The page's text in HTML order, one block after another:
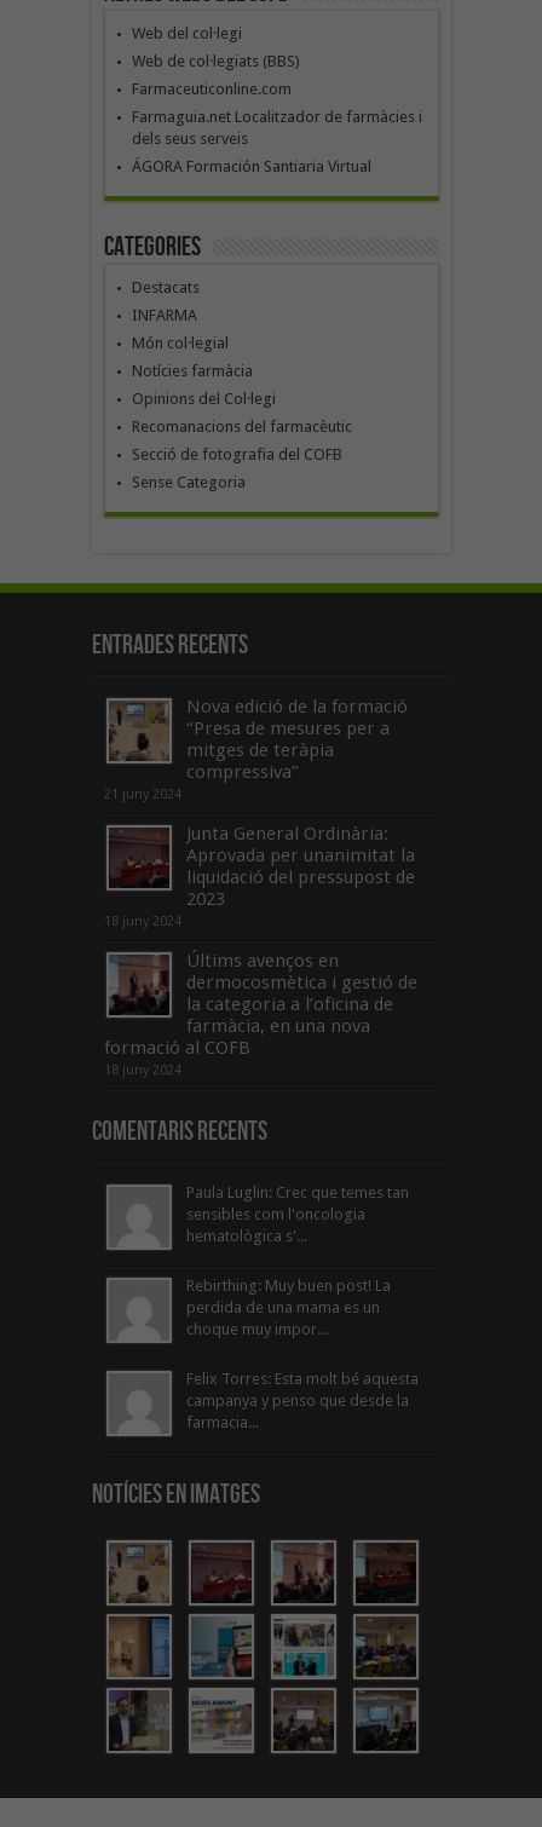
Web del col·legi
Web de col·legiats (BBS)
Farmaceuticonline.com
Farmaguia.net Localitzador de farmàcies i
dels seus serveis
ÁGORA Formación Santiaria Virtual
Categories
Destacats
INFARMA
Món col·legial
Notícies farmàcia
Opinions del Col·legi
Recomanacions del farmacèutic
Secció de fotografia del COFB
Sense Categoria
Entrades recents
Nova edició de la formació
“Presa de mesures per a
mitges de teràpia
compressiva”
21 juny 2024
Junta General Ordinària:
Aprovada per unanimitat la
liquidació del pressupost de
2023
18 juny 2024
Últims avenços en
dermocosmètica i gestió de
la categoria a l’oficina de
farmàcia, en una nova
formació al COFB
18 juny 2024
Comentaris Recents
Paula Luglin: Crec que temes tan
sensibles com l'oncologia
hematològica s'...
Rebirthing: Muy buen post! La
perdida de una mama es un
choque muy impor...
Felix Torres: Esta molt bé aquesta
campanya y penso que desde la
farmacia...
Notícies en Imatges